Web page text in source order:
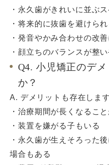
・永久歯がきれいに並ぶ
・将来的に抜歯を避けら
・発音やかみ合わせの改
・顔立ちのバランスが整
Q4. 小児矯正のデ
か？
A. デメリットも存在します
・治療期間が長くなるこ
・装置を嫌がる子もいる
・永久歯が生えそろった
場合もある